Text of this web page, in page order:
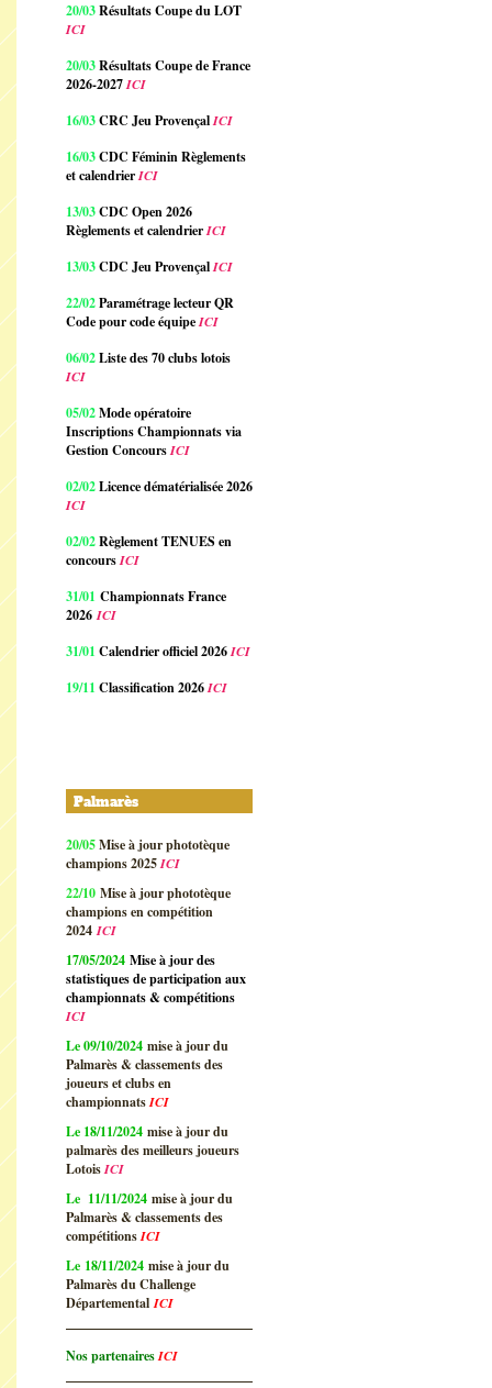
20/03Résultats Coupe du LOT
ICI
20/03Résultats Coupe de France
2026-2027ICI
16/03CRC Jeu ProvençalICI
16/03CDC Féminin Règlements
et calendrierICI
13/03CDC Open 2026
Règlements et calendrierICI
13/03CDC Jeu ProvençalICI
22/02Paramétrage lecteur QR
Code pour code équipeICI
06/02Liste des 70 clubs lotois
ICI
05/02Mode opératoire
Inscriptions Championnats via
Gestion ConcoursICI
02/02Licence dématérialisée 2026
ICI
02/02Règlement TENUES en
concoursICI
31/01 Championnats France
2026 ICI
31/01 Calendrier officiel 2026ICI
19/11 Classification 2026ICI
Palmarès
20/05Mise à jour phototèque
champions 2025ICI
22/10 Mise à jour phototèque
champions en compétition
2024ICI
17/05/2024 Mise à jour des
statistiques de participation aux
championnats & compétitions
ICI
Le 09/10/2024 mise à jour du
Palmarès & classements des
joueurs et clubs en
championnatsICI
Le 18/11/2024 mise à jour du
palmarès des meilleurs joueurs
LotoisICI
Le 11/11/2024 mise à jour du
Palmarès & classements des
compétitionsICI
Le 18/11/2024 mise à jour du
Palmarès du Challenge
DépartementalICI
Nos partenairesICI